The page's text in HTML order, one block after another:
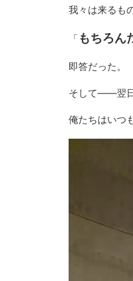
我々は来るも
「 もちろん
即答だった。
そして――翌
俺たちはいつ